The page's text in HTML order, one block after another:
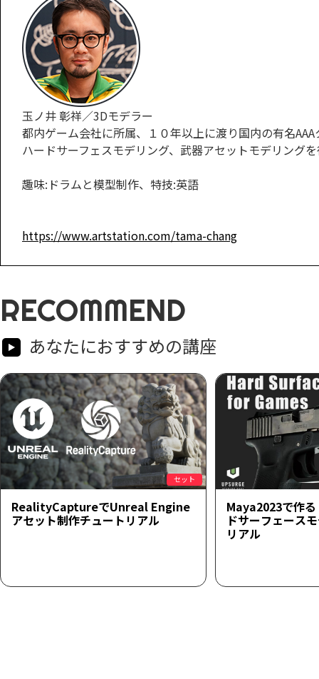
玉ノ井 彰祥／3Dモデラー
都内ゲーム会社に所属、１０年以上に渡り国内の有名
ハードサーフェスモデリング、武器アセットモデリング
趣味:ドラムと模型制作、特技:英語
https://www.artstation.com/tama-chang
RECOMMEND
あなたにおすすめの講座
セット
RealityCaptureでUnreal Engine
アセット制作チュートリアル
Maya2023で作
ドサーフェース
リアル